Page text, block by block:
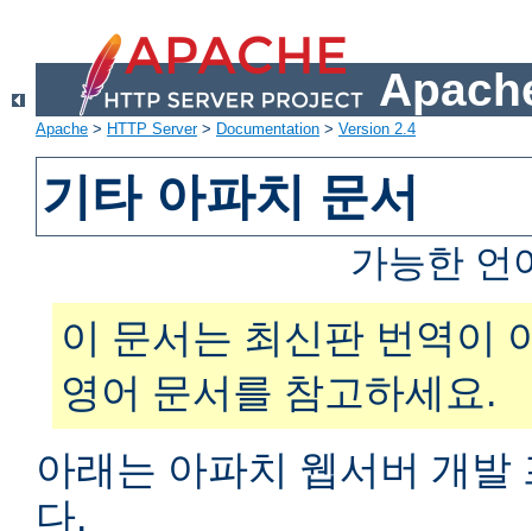
Apache > HTTP Server> Documentation > Version 2.4
기타 아파치 문서
가능한 언
이 문서는 최신판 번역이
영어 문서를 참고하세요.
아래는 아파치 웹서버 개
다.